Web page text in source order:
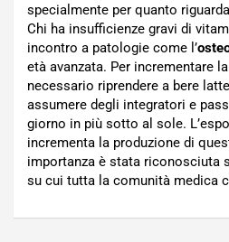
specialmente per quanto
Chi ha insufficienze gravi di
incontro a patologie come l’
età avanzata. Per incrementare
necessario riprendere a bere
assumere degli integratori e
giorno in più sotto al sole.
incrementa la produzione di
importanza è stata riconosciuta
su cui tutta la comunità medica